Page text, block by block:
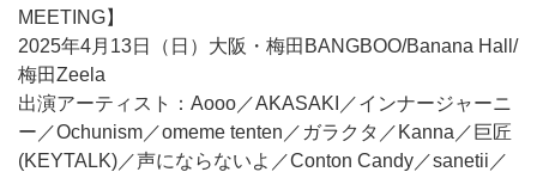
MEETING】
2025年4月13日（日）大阪・梅田BANGBOO/Banana Hall/
梅田Zeela
出演アーティスト：Aooo／AKASAKI／インナージャーニ
ー／Ochunism／omeme tenten／ガラクタ／Kanna／巨匠
(KEYTALK)／声にならないよ／Conton Candy／sanetii／